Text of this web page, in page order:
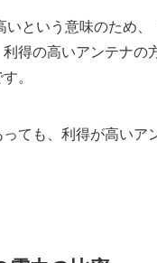
という意味のため、
得の高いアンテナの
。
ても、利得が高いア